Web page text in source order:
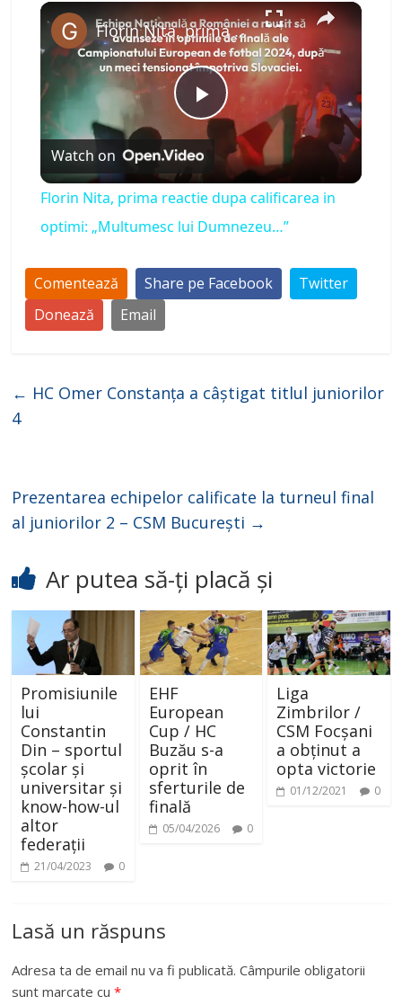
×
P
l
a
y
i
e
Florin Nita, prima reactie dupa calificarea in optimi: „Multumesc lui Dumnezeu…”
Watch on
Florin Nita, prima reactie dupa calificarea in
optimi: „Multumesc lui Dumnezeu…”
Comentează Share pe Facebook
Twitter
Donează
Email
← HC Omer Constanța a câștigat titlul juniorilor
4
Prezentarea echipelor calificate la turneul final
al juniorilor 2 – CSM București →
Ar putea să-ți placă și
Promisiunile
lui
Constantin
Din – sportul
școlar și
universitar și
know-how-ul
altor
federații
21/04/2023 0
EHF
European
Cup / HC
Buzău s-a
oprit în
sferturile de
finală
05/04/2026 0
Liga
Zimbrilor /
CSM Focșani
a obținut a
opta victorie
01/12/2021 0
Lasă un răspuns
Adresa ta de email nu va fi publicată. Câmpurile obligatorii
sunt marcate cu*